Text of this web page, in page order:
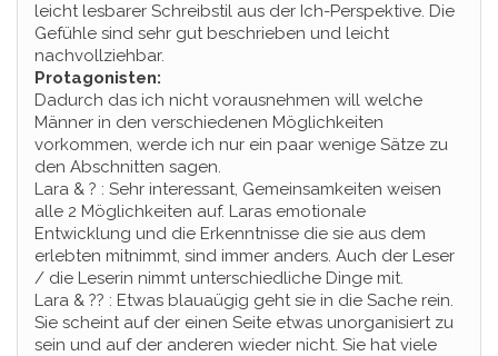
leicht lesbarer Schreibstil aus der Ich-Perspektive. Die
Gefühle sind sehr gut beschrieben und leicht
nachvollziehbar.
Protagonisten:
Dadurch das ich nicht vorausnehmen will welche
Männer in den verschiedenen Möglichkeiten
vorkommen, werde ich nur ein paar wenige Sätze zu
den Abschnitten sagen.
Lara & ? : Sehr interessant, Gemeinsamkeiten weisen
alle 2 Möglichkeiten auf. Laras emotionale
Entwicklung und die Erkenntnisse die sie aus dem
erlebten mitnimmt, sind immer anders. Auch der Leser
/ die Leserin nimmt unterschiedliche Dinge mit.
Lara & ?? : Etwas blauaügig geht sie in die Sache rein.
Sie scheint auf der einen Seite etwas unorganisiert zu
sein und auf der anderen wieder nicht. Sie hat viele